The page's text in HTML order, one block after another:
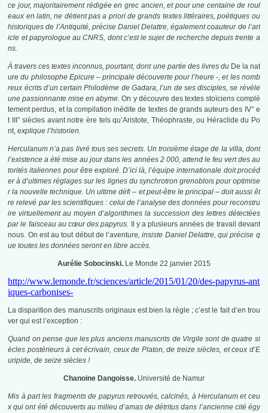
ce jour, majoritairement rédigée en grec ancien, et pour une centaine de roul
eaux en latin, ne détient pas a priori de grands textes littéraires, poétiques ou
historiques de l’Antiquité, précise Daniel Delattre, également coauteur de l’art
icle et papyrologue au CNRS, dont c’est le sujet de recherche depuis trente a
ns.
À travers ces textes inconnus, pourtant, dont une partie des livres du De la nat
uredu philosophe Epicure – principale découverte pour l’heure -, et les nomb
reux écrits d’un certain Philodème de Gadara, l’un de ses disciples, se révèle
une passionnante mise en abyme.On y découvre des textes stoïciens complè
tement perdus, et la compilation inédite de textes de grands auteurs des IV° e
t III° siècles avant notre ère tels qu’Aristote, Théophraste, ou Héraclide du Po
nt, explique l’historien.
Herculanum n’a pas livré tous ses secrets. Un troisième étage de la villa, dont
l’existence a été mise au jour dans les années 2 000, attend le feu vert des au
torités italiennes pour être exploré. D’ici là, l’équipe internationale doit procéd
er à d’ultimes réglages sur les lignes du synchrotron grenoblois pour optimise
r la nouvelle technique. Un ultime défi – et peut-être le principal – doit aussi êt
re relevé par les scientifiques : celui de l’analyse des données pour reconstru
ire virtuellement au moyen d’algorithmes la succession des lettres détectées
par le faisceau au cœur des papyrus.
Il y a plusieurs années de travail devant
nous. On est au tout début de l’aventure, insiste Daniel Delattre, qui précise q
ue toutes les données seront en libre accès.
Aurélie Sobocinski. Le Monde 22 janvier 2015
http://www.lemonde.fr/sciences/article/2015/01/20/des-papyrus-ant
iques-carbonises-
La disparition des manuscrits originaux est bien la règle ; c’est le fait d’en trou
ver qui est l’exception :
Quand on pense que les plus anciens manuscrits de Virgile sont de quatre si
ècles postérieurs à cet écrivain, ceux de Platon, de treize siècles, et ceux d’E
uripide, de seize siècles !
Chanoine Dangoisse. Université de Namur
Mis à part les fragments de papyrus retrouvés, calcinés, à Herculanum et ceu
x qui ont été découverts au milieu d’amas de détritus dans l’ancienne cité égy